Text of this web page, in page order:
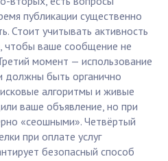
публикации существенно
Стоит учитывать активность
чтобы ваше сообщение не
момент — использование
должны быть органично
алгоритмы и живые
ваше объявление, но при
«сеошными». Четвёртый
при оплате услуг
безопасный способ